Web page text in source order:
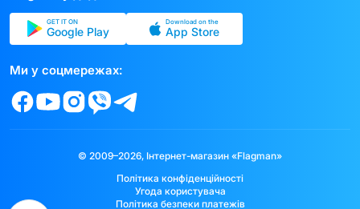
GET IT ON
Google Play
Download on the
App Store
Ми у соцмережах:
© 2009–2026, Інтернет-магазин «Flagman»
Політика конфіденційності
Угода користувача
Політика безпеки платежів